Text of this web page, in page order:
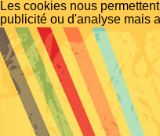
Les cookies nous
publicité ou d'analyse mais